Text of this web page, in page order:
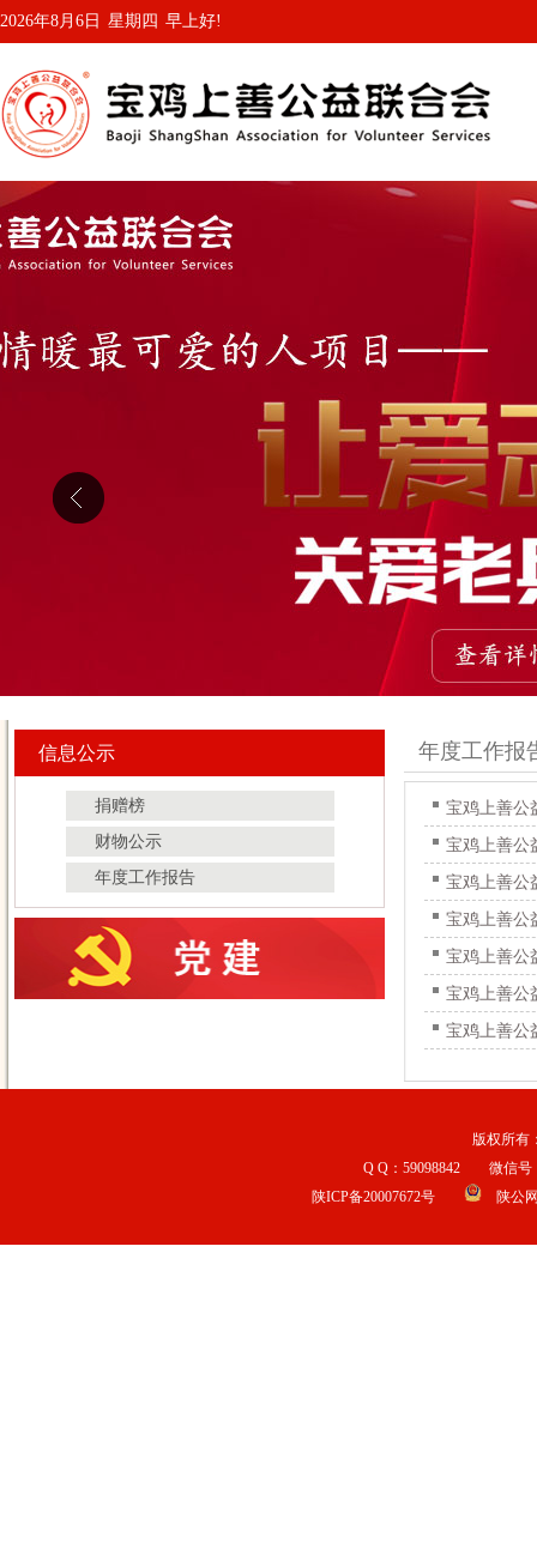
2026年8月6日 星期四 早上好!
年度工作报
宝鸡上善公
宝鸡上善公
宝鸡上善公
宝鸡上善公
宝鸡上善公
宝鸡上善公
宝鸡上善公
信息公示
捐赠榜
财物公示
年度工作报告
版权所有
Q Q：59098842 微信号
陕ICP备20007672号
陕公